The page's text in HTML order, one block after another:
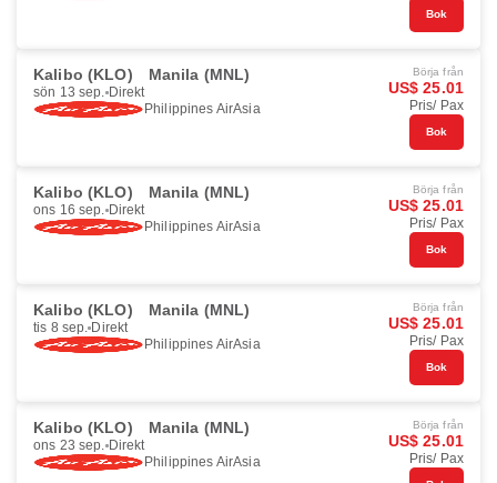
Bok
Kalibo (KLO) Manila (MNL)
sön 13 sep. Direkt
Philippines AirAsia
Börja från
US$ 25.01
Pris/ Pax
Bok
Kalibo (KLO) Manila (MNL)
ons 16 sep. Direkt
Philippines AirAsia
Börja från
US$ 25.01
Pris/ Pax
Bok
Kalibo (KLO) Manila (MNL)
tis 8 sep. Direkt
Philippines AirAsia
Börja från
US$ 25.01
Pris/ Pax
Bok
Kalibo (KLO) Manila (MNL)
ons 23 sep. Direkt
Philippines AirAsia
Börja från
US$ 25.01
Pris/ Pax